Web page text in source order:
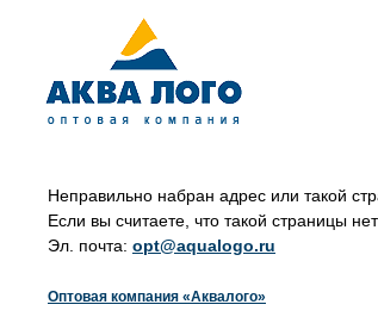
Неправильно набран адрес или такой
Если вы считаете, что такой страницы
Эл. почта: opt@aqualogo.ru
Оптовая компания «Аквалого»